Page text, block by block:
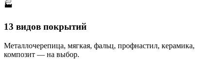
🏭
13 видов покрытий
Металлочерепица, мягкая, фальц, профнастил, керамика,
композит — на выбор.